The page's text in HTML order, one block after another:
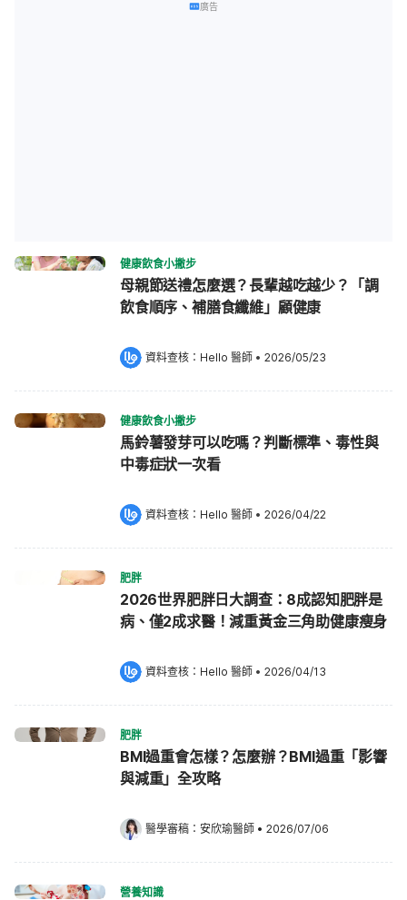
廣告
健康飲食小撇步
母親節送禮怎麼選？長輩越吃越少？「調
飲食順序、補膳食纖維」顧健康
資料查核： Hello 醫師 • 2026/05/23
健康飲食小撇步
馬鈴薯發芽可以吃嗎？判斷標準、毒性與
中毒症狀一次看
資料查核： Hello 醫師 • 2026/04/22
肥胖
2026世界肥胖日大調查：8成認知肥胖是
病、僅2成求醫！減重黃金三角助健康瘦身
資料查核： Hello 醫師 • 2026/04/13
肥胖
BMI過重會怎樣？怎麼辦？BMI過重「影響
與減重」全攻略
醫學審稿： 安欣瑜醫師 • 2026/07/06
營養知識